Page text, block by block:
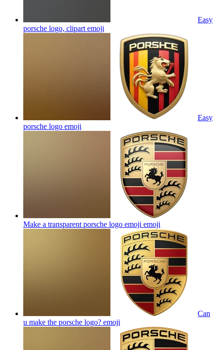
Easy
porsche logo, clipart emoji
Easy
porsche logo emoji
Make a transparent porsche logo emoji emoji
Can
u make the porsche logo? emoji